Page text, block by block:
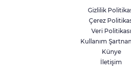
Şanlıurfalı 300
Gizlilik
Çerez
Veri Politikası
Kullanım
Künye
İletişim